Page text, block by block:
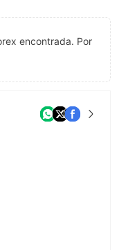
encontrada. Por